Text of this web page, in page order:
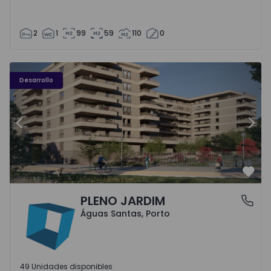
2 1 99 59 110 0
Desarrollo
PLENO JARDIM - 3
Anterior
Águas Santas, PortoPLENO JARDIM
Águas Santas, Porto
49 Unidades disponibles